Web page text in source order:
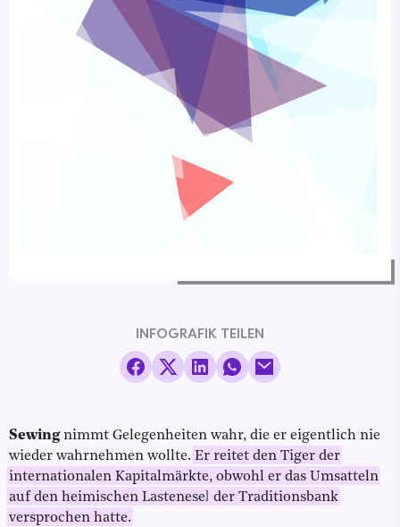
INFOGRAFIK TEILEN
Sewingnimmt Gelegenheiten wahr, die er eigentlich nie
wieder wahrnehmen wollte. Er reitet den Tiger der
internationalen Kapitalmärkte, obwohl er das Umsatteln
auf den heimischen Lastenesel der Traditionsbank
versprochen hatte.